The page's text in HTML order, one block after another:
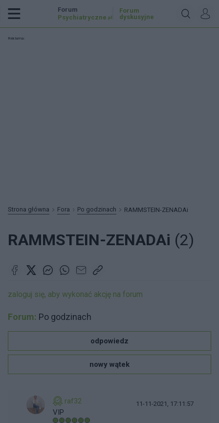
Forum
Psychiatryczne .pl
Forum
dyskusyjne
Reklama:
Strona główna Fora Po godzinach RAMMSTEIN-ZENADAi
RAMMSTEIN-ZENADAi (2)
zaloguj się, aby wykonać akcję na forum
Forum: Po godzinach
odpowiedz
nowy wątek
raf32
VIP
11-11-2021, 17:11:57